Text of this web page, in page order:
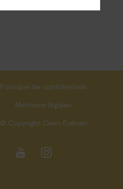
Politique de confidentialité
Mentions légales
© Copyright Caen Événements 2025